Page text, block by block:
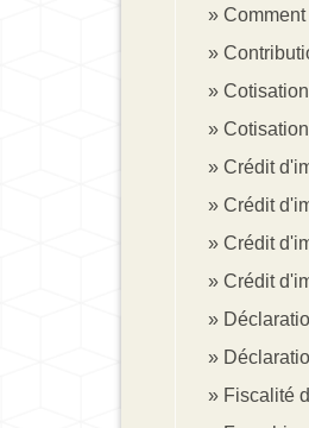
Crédit
Crédit
Crédit
Crédit
Fiscalité